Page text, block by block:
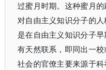
过蜜月时期。这种蜜月
对自由主义知识分子的
是在自由主义知识分子
有天然联系，即同出一
社会的官僚主要来源于